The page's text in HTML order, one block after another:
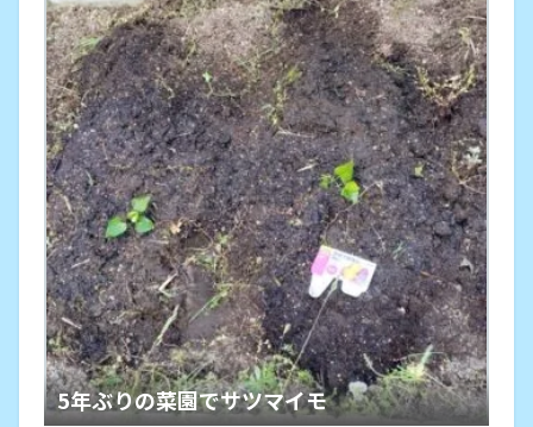
5年ぶりの菜園でサツマイモ